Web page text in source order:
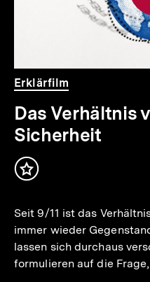
Video
Dauer
Erklärfilm
Das Verhältnis
Sicherheit
Inhalt
Seit 9/11 ist das
immer wieder
lassen sich durchaus
formulieren auf die